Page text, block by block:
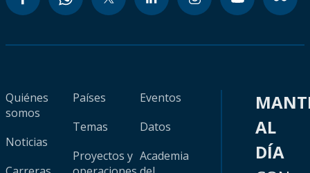
Quiénes
somos
Noticias
Países
Temas
Proyectos y
Eventos
Datos
Academia
AL
DÍA